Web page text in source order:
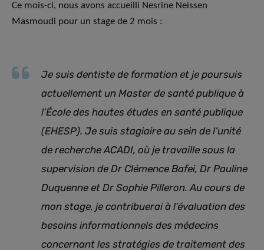
Ce mois-ci, nous avons accueilli Nesrine Neissen
Masmoudi pour un stage de 2 mois :
Je suis dentiste de formation et je poursuis
actuellement un Master de santé publique à
l’École des hautes études en santé publique
(EHESP). Je suis stagiaire au sein de l’unité
de recherche ACADI, où je travaille sous la
supervision de Dr Clémence Bafei, Dr Pauline
Duquenne et Dr Sophie Pilleron. Au cours de
mon stage, je contribuerai à l’évaluation des
besoins informationnels des médecins
concernant les stratégies de traitement des